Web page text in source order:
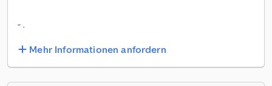
- .
Mehr Informationen anfordern